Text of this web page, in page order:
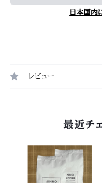
日本国内
レビュー
最近チ